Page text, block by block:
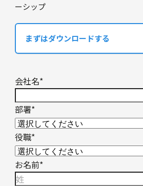
ーシップ
まずはダウンロードする
会社名*
部署*
役職*
お名前*